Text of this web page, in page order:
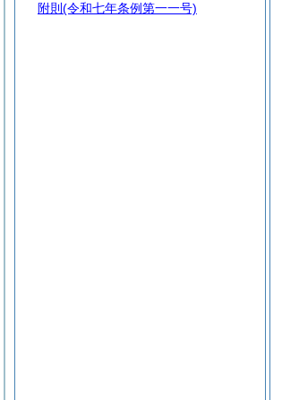
附則 (令和七年条例第一一号)